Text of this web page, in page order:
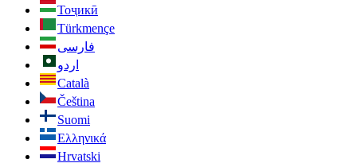
Тоҷикӣ
Türkmençe
فارسی
اردو
Català
Čeština
Suomi
Ελληνικά
Hrvatski